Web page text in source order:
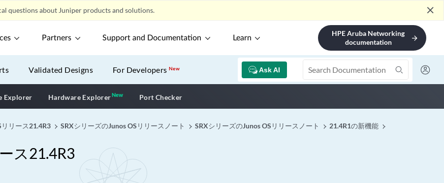
questions about Juniper products and solutions. close
Partners Support and Documentation Learn
HPE Aruba Networking
documentation
arrow_forward
Ask AI
Validated Designs For DevelopersNew
Explorer Hardware ExplorerNewNew application
Port Checker
リース21.4R3 SRXシリーズのJunos OSリリースノート SRXシリーズのJunos OSリリースノート 21.4R1の新機能
ス21.4R3